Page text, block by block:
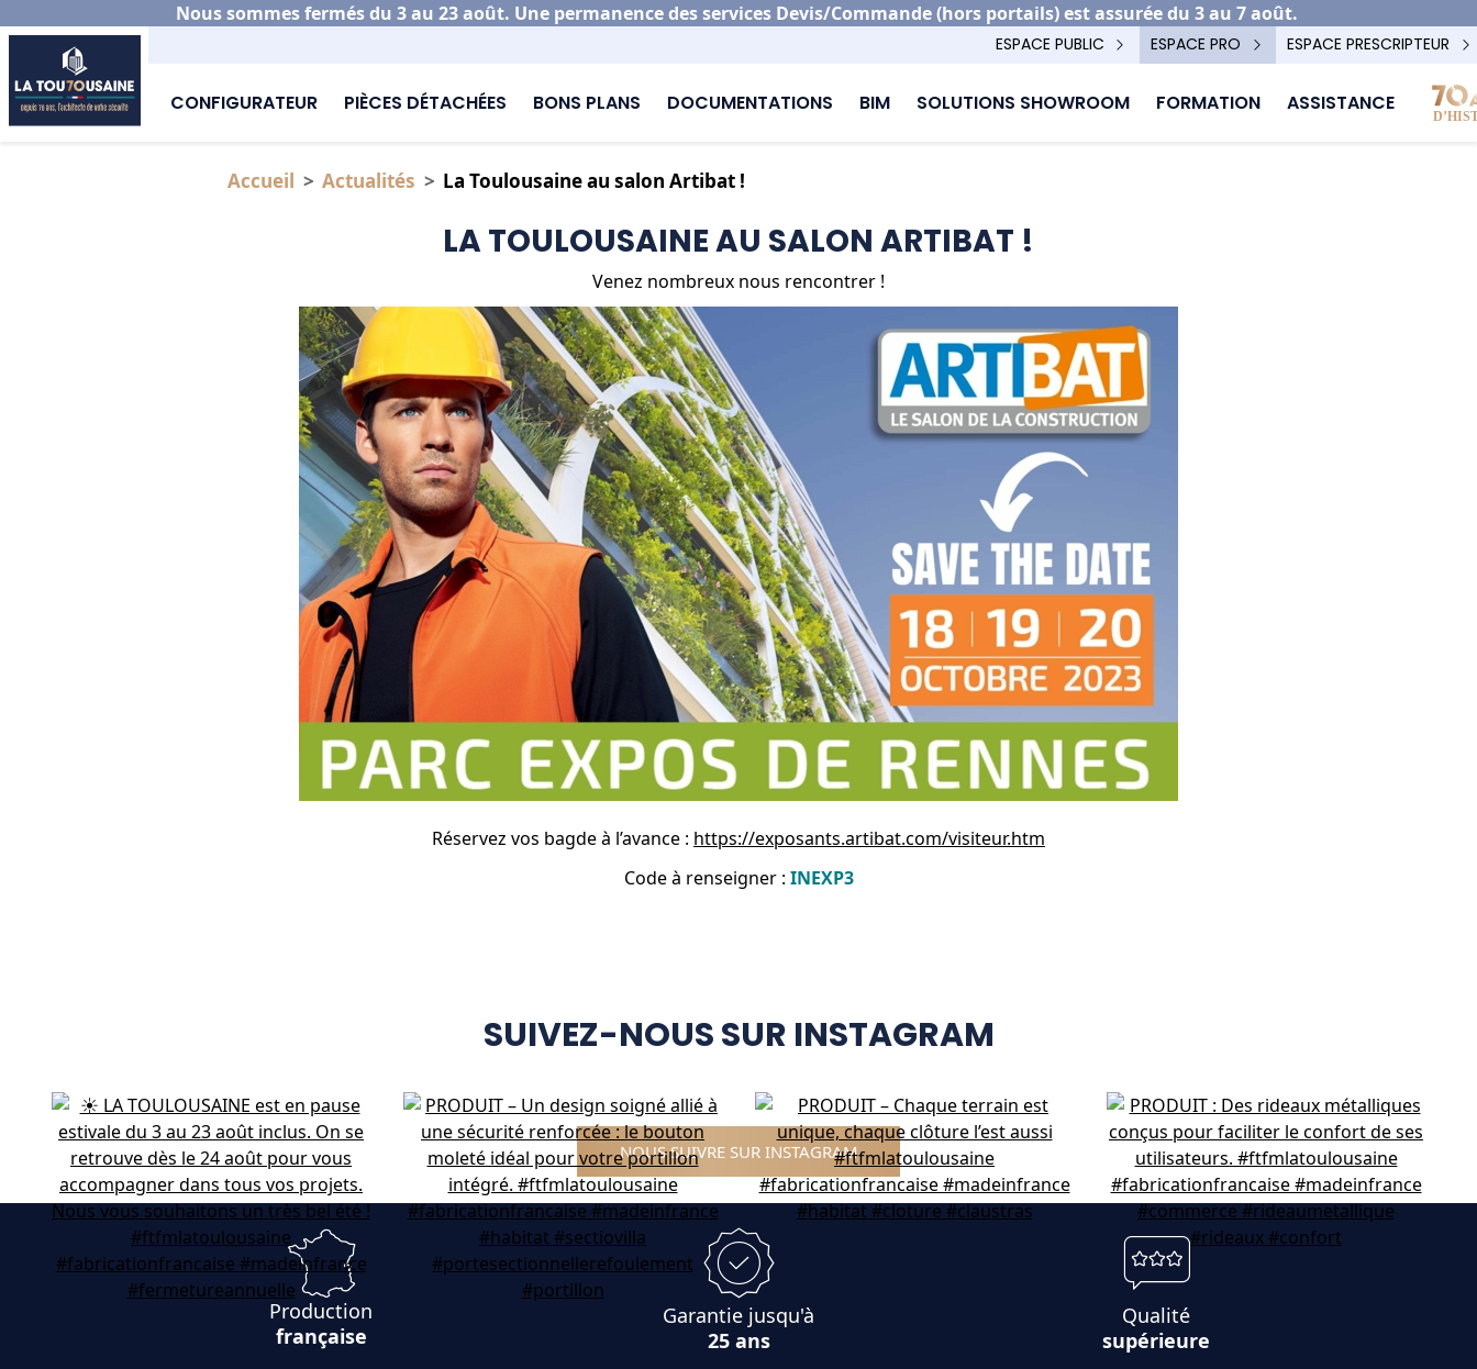
Nous sommes fermés du 3 au 23 août. Une permanence des services Devis/Commande (hors portails) est assurée du 3 au 7 août.
ESPACE PUBLIC ESPACE PRO ESPACE PRESCRIPTEUR
CONFIGURATEUR PIÈCES DÉTACHÉES BONS PLANS DOCUMENTATIONS BIM SOLUTIONS SHOWROOM FORMATION ASSISTANCE
Accueil Actualités La Toulousaine au salon Artibat !
LA TOULOUSAINE AU SALON ARTIBAT !
Venez nombreux nous rencontrer !
Réservez vos bagde à l’avance : https://exposants.artibat.com/visiteur.htm
Code à renseigner : INEXP3
SUIVEZ-NOUS SUR INSTAGRAM
NOUS SUIVRE SUR INSTAGRAM
Production
française
Garantie jusqu'à
25 ans
Qualité
supérieure